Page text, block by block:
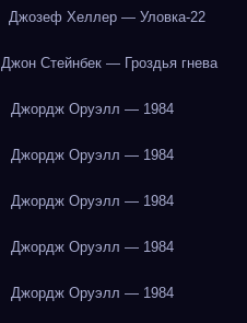
Джозеф Хеллер — Уловка-22
Джон Стейнбек — Гроздья гнева
Джордж Оруэлл — 1984
Джордж Оруэлл — 1984
Джордж Оруэлл — 1984
Джордж Оруэлл — 1984
Джордж Оруэлл — 1984